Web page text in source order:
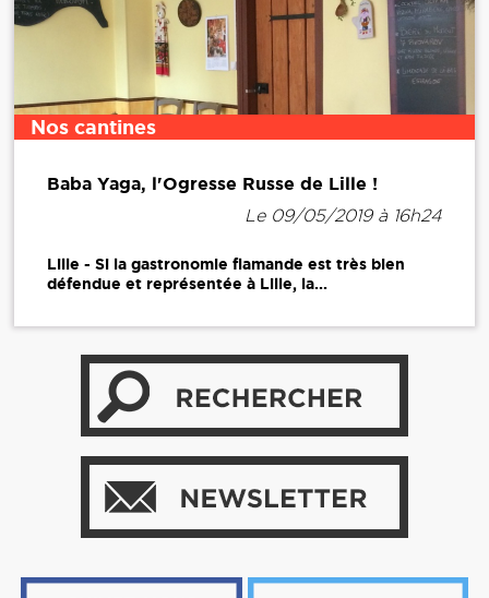
Nos cantines
Baba Yaga, l'Ogresse Russe de Lille !
Le 09/05/2019 à 16h24
Lille - Si la gastronomie flamande est très bien
défendue et représentée à Lille, la...